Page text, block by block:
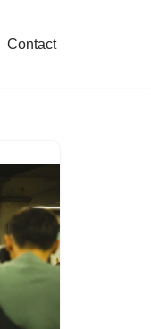
Contact